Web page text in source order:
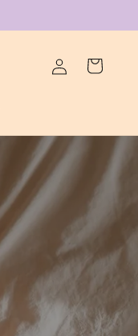
Inloggen
Winkelwagen